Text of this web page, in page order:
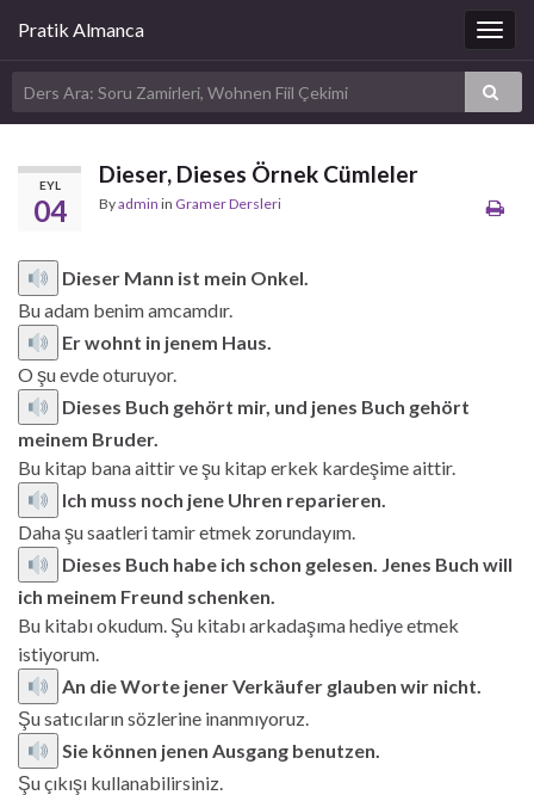
Pratik Almanca
EYL
04
Dieser, Dieses Örnek Cümleler
Byadmin in Gramer Dersleri
Dieser Mann ist mein Onkel.
Bu adam benim amcamdır.
Er wohnt in jenem Haus.
O şu evde oturuyor.
Dieses Buch gehört mir, und jenes Buch gehört
meinem Bruder.
Bu kitap bana aittir ve şu kitap erkek kardeşime aittir.
Ich muss noch jene Uhren reparieren.
Daha şu saatleri tamir etmek zorundayım.
Dieses Buch habe ich schon gelesen. Jenes Buch will
ich meinem Freund schenken.
Bu kitabı okudum. Şu kitabı arkadaşıma hediye etmek
istiyorum.
An die Worte jener Verkäufer glauben wir nicht.
Şu satıcıların sözlerine inanmıyoruz.
Sie können jenen Ausgang benutzen.
Şu çıkışı kullanabilirsiniz.